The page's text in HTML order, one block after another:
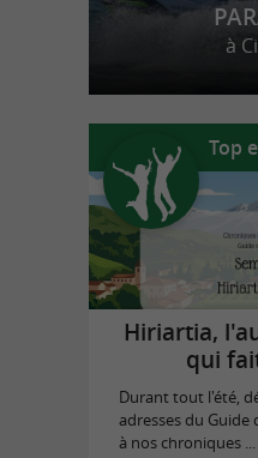
à
Top
Hiriartia,
qui
Durant tout l'été,
adresses du Guide
à nos chroniques ...